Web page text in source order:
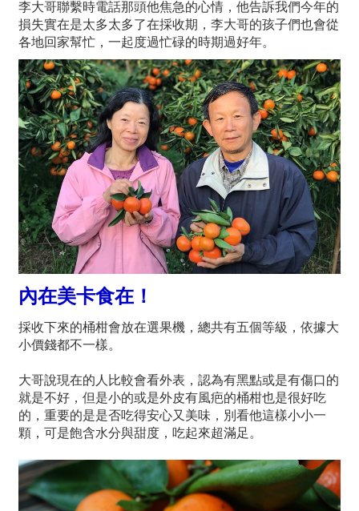
李大哥聯繫時電話那頭他焦急的心情，他告訴我們今年的
損失實在是太多太多了在採收期，李大哥的孩子們也會從
各地回家幫忙，一起度過忙碌的時期過好年。
內在美卡食在！
採收下來的桶柑會放在選果機，總共有五個等級，依據大
小價錢都不一樣。
大哥說現在的人比較會看外表，認為有黑點或是有傷口的
就是不好，但是小的或是外皮有風疤的桶柑也是很好吃
的，重要的是是否吃得安心又美味，別看他這樣小小一
顆，可是飽含水分與甜度，吃起來超滿足。